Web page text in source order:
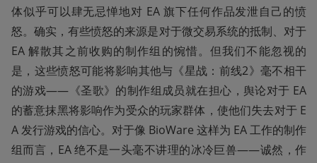
体似乎可以肆无忌惮地对 EA 旗下任何作品发泄自己的愤
怒。确实，有些愤怒的来源是对于微交易系统的抵制、对于
EA 解散其之前收购的制作组的惋惜。但我们不能忽视的
是，这些愤怒可能将影响其他与《星战：前线2》毫不相干
的游戏——《圣歌》的制作组成员就在担心，舆论对于 EA
的蓄意抹黑将影响作为受众的玩家群体，使他们失去对于 E
A 发行游戏的信心。对于像 BioWare 这样为 EA 工作的制作
组而言，EA 绝不是一头毫不讲理的冰冷巨兽——诚然，作